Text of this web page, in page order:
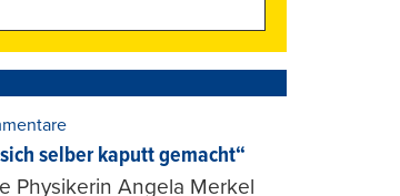
selber kaputt gemacht“
Physikerin Angela Merkel